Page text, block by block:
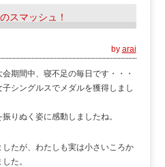
スマッシュ！
by arai
期間中、寝不足の毎日です・・・
シングルスでメダルを獲得しまし
りぬく姿に感動しましたね。
たが、わたしも実は小さいころか
た。